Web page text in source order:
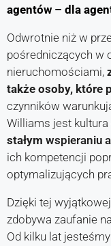
agentów – dla
Odwrotnie niż w
pośredniczących w
nieruchomościami,
także osoby, które
czynników
Williams jest
stałym wspieraniu
ich kompetencji
optymalizujących
Dzięki tej
zdobywa zaufanie
Od kilku lat jesteśmy